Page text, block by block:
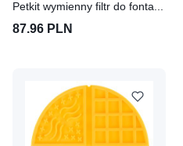
87.96 PLN